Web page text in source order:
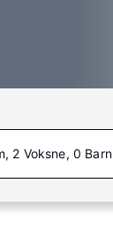
2 Voksne, 0 Barn